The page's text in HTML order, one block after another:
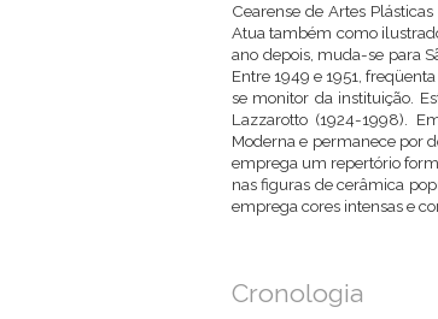
Cearense de Artes
Atua também como
ano depois, muda-se para
Entre 1949 e 1951,
se monitor da instituição.
Lazzarotto (1924-1998).
Moderna e permanece por
emprega um repertório
nas figuras de cerâmica
emprega cores intensas e
Cronologia